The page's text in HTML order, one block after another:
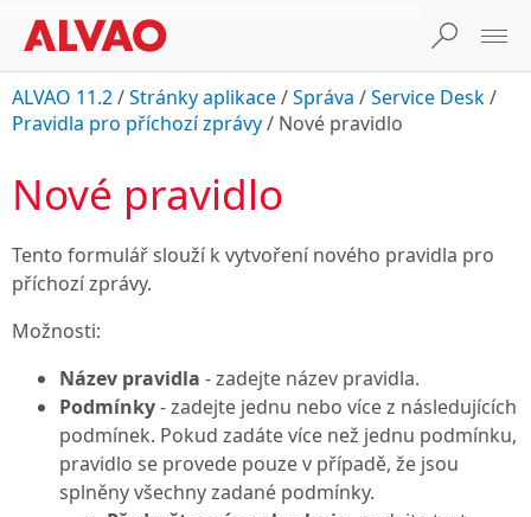
ALVAO 11.2/Stránky aplikace/Správa /Service Desk/
Pravidla pro příchozí zprávy/ Nové pravidlo
Nové pravidlo
Tento formulář slouží k vytvoření nového pravidla pro
příchozí zprávy.
Možnosti:
Název pravidla - zadejte název pravidla.
Podmínky- zadejte jednu nebo více z následujících
podmínek. Pokud zadáte více než jednu podmínku,
pravidlo se provede pouze v případě, že jsou
splněny všechny zadané podmínky.